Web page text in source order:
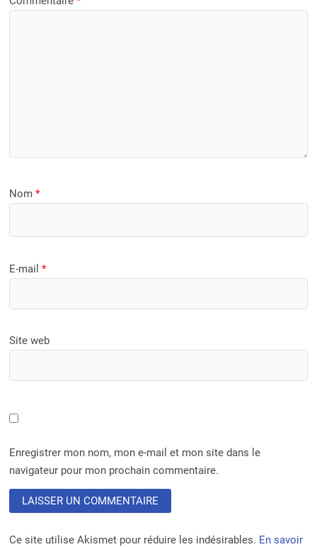
Nom*
E-mail*
Site web
Enregistrer mon nom, mon e-mail et mon site dans le
navigateur pour mon prochain commentaire.
Ce site utilise Akismet pour réduire les indésirables. En savoir